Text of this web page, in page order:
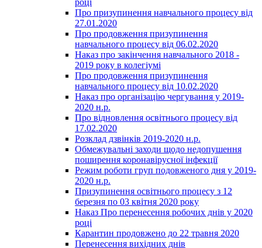
році
Про призупинення навчального процесу від
27.01.2020
Про продовження призупинення
навчального процесу від 06.02.2020
Наказ про закінчення навчального 2018 -
2019 року в колегіумі
Про продовження призупинення
навчального процесу від 10.02.2020
Наказ про організацію чергування у 2019-
2020 н.р.
Про відновлення освітнього процесу від
17.02.2020
Розклад дзвінків 2019-2020 н.р.
Обмежувальні заходи щодо недопушення
поширення коронавірусної інфекції
Режим роботи груп подовженого дня у 2019-
2020 н.р.
Призупинення освітнього процесу з 12
березня по 03 квітня 2020 року
Наказ Про перенесення робочих днів у 2020
році
Карантин продовжено до 22 травня 2020
Перенесення вихідних днів